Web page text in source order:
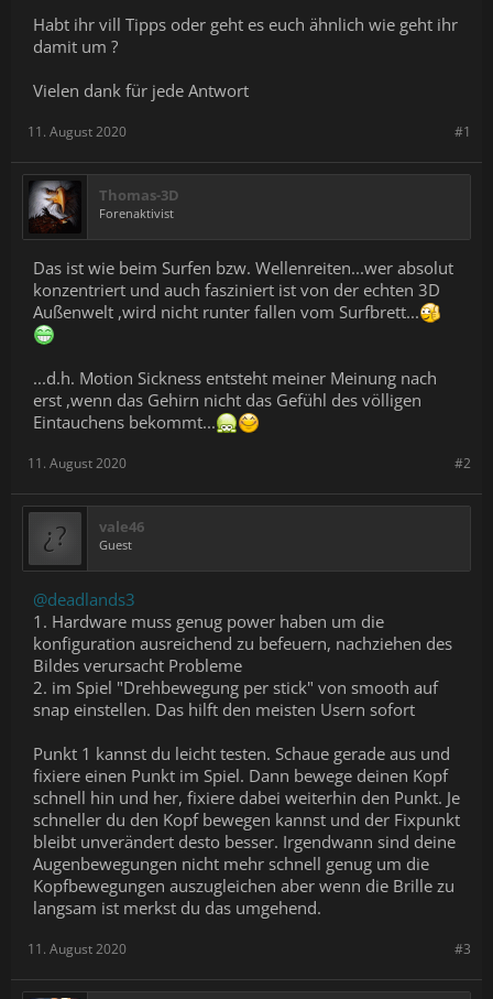
Habt ihr vill Tipps oder geht es euch ähnlich wie geht ihr
damit um ?
Vielen dank für jede Antwort
#1
11. August 2020
Thomas-3D
Forenaktivist
Das ist wie beim Surfen bzw. Wellenreiten...wer absolut
konzentriert und auch fasziniert ist von der echten 3D
Außenwelt ,wird nicht runter fallen vom Surfbrett...
...d.h. Motion Sickness entsteht meiner Meinung nach
erst ,wenn das Gehirn nicht das Gefühl des völligen
Eintauchens bekommt...
#2
11. August 2020
vale46
Guest
@deadlands3
1. Hardware muss genug power haben um die
konfiguration ausreichend zu befeuern, nachziehen des
Bildes verursacht Probleme
2. im Spiel "Drehbewegung per stick" von smooth auf
snap einstellen. Das hilft den meisten Usern sofort
Punkt 1 kannst du leicht testen. Schaue gerade aus und
fixiere einen Punkt im Spiel. Dann bewege deinen Kopf
schnell hin und her, fixiere dabei weiterhin den Punkt. Je
schneller du den Kopf bewegen kannst und der Fixpunkt
bleibt unverändert desto besser. Irgendwann sind deine
Augenbewegungen nicht mehr schnell genug um die
Kopfbewegungen auszugleichen aber wenn die Brille zu
langsam ist merkst du das umgehend.
#3
11. August 2020